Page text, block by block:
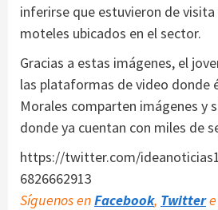
inferirse que estuvieron de
moteles ubicados en el sector.
Gracias a estas imágenes, el
las plataformas de video donde
Morales comparten imágenes y
donde ya cuentan con miles de
https://twitter.com/
6826662913
Síguenos enFacebook, Twittere